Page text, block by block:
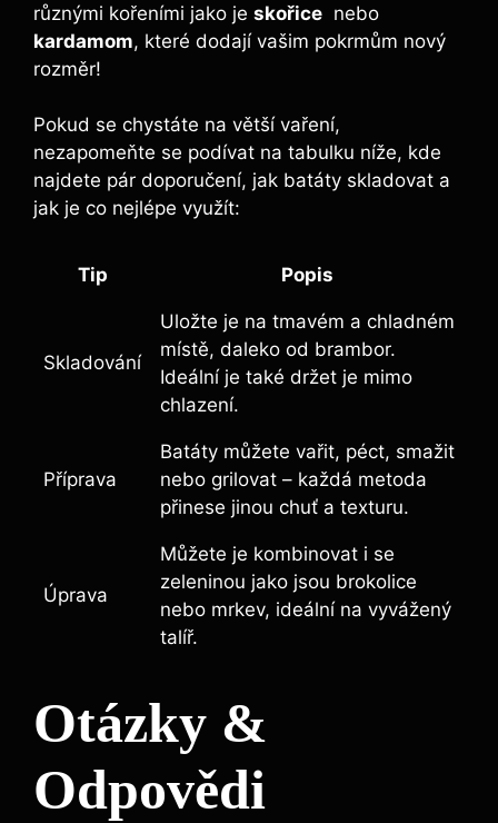
různými kořeními jako je⁣ skořice ⁤ nebo
kardamom, které dodají‌ vašim pokrmům nový
rozměr!
Pokud se chystáte‌ na‌ větší vaření,
nezapomeňte se podívat na ‌tabulku níže, kde
najdete ‌pár doporučení, jak batáty skladovat a
jak​ je co nejlépe využít:
Tip Popis
Skladování
Uložte ⁣je na tmavém a chladném
místě, daleko od brambor.
Ideální je také držet ⁢je mimo
chlazení.
Příprava
Batáty můžete vařit, péct, smažit
nebo grilovat – každá metoda
přinese jinou chuť a texturu.
Úprava
Můžete je kombinovat‍ i⁣ se
zeleninou jako jsou​ brokolice
nebo ⁢mrkev, ideální na vyvážený
talíř.
Otázky &
⁣Odpovědi